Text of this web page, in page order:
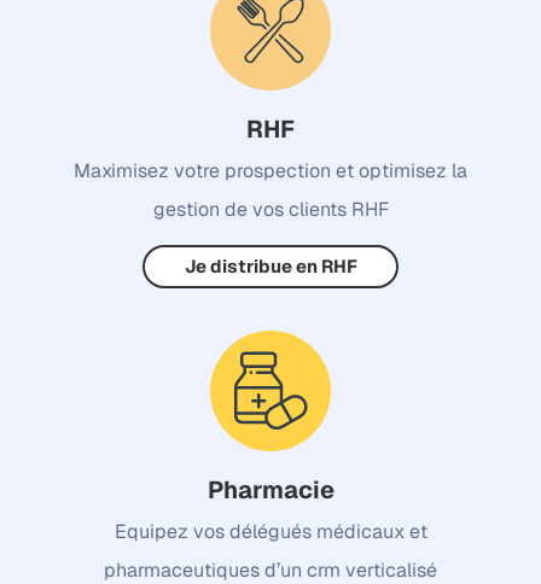
RHF
Maximisez votre prospection et optimisez la
gestion de vos clients RHF
Je distribue en RHF
Pharmacie
Equipez vos délégués médicaux et
pharmaceutiques d’un crm verticalisé